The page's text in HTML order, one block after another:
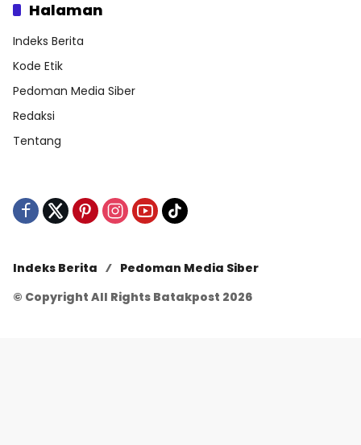
Halaman
Indeks Berita
Kode Etik
Pedoman Media Siber
Redaksi
Tentang
Indeks Berita
Pedoman Media Siber
© Copyright All Rights Batakpost 2026